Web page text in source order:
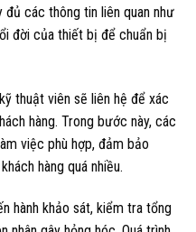
đủ các thông tin liên quan như
đời của thiết bị để chuẩn bị
thuật viên sẽ liên hệ để xác
hàng. Trong bước này, các
việc phù hợp, đảm bảo
hàng quá nhiều.
hành khảo sát, kiểm tra tổng